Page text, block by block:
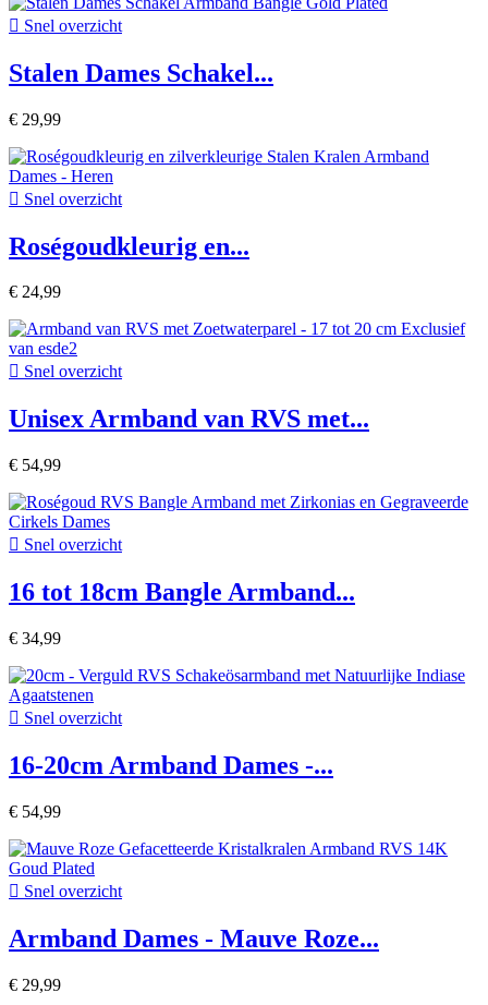
 Snel overzicht
Stalen Dames Schakel...
€ 29,99
 Snel overzicht
Roségoudkleurig en...
€ 24,99
 Snel overzicht
Unisex Armband van RVS met...
€ 54,99
 Snel overzicht
16 tot 18cm Bangle Armband...
€ 34,99
 Snel overzicht
16-20cm Armband Dames -...
€ 54,99
 Snel overzicht
Armband Dames - Mauve Roze...
€ 29,99